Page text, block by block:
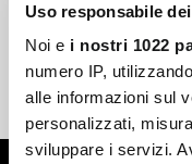
Uso responsabile
Noi e i nostri 1022
numero IP,
alle informazioni sul
personalizzati,
sviluppare i servizi.
Pagamenti sicuri
Reso gratuito in